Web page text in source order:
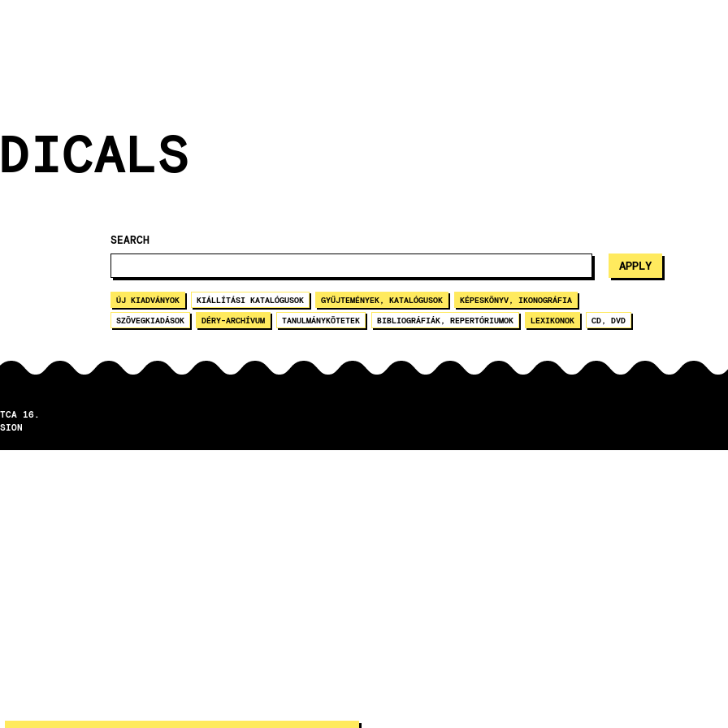
SEARCH
ÚJ KIADVÁNYOK KIÁLLÍTÁSI KATALÓGUSOK GYŰJTEMÉNYEK, KATALÓGUSOK KÉPESKÖNYV, IKONOGRÁFIA
SZÖVEGKIADÁSOK DÉRY-ARCHÍVUM TANULMÁNYKÖTETEK BIBLIOGRÁFIÁK, REPERTÓRIUMOK LEXIKONOK CD, DVD
16.